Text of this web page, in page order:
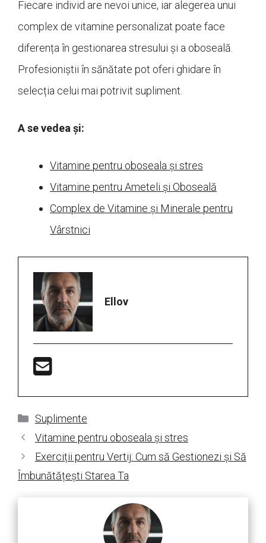
Fiecare individ are nevoi unice, iar alegerea unui
complex de vitamine personalizat poate face
diferența în gestionarea stresului și a oboseală.
Profesioniștii în sănătate pot oferi ghidare în
selecția celui mai potrivit supliment.
A se vedea și:
Vitamine pentru oboseala și stres
Vitamine pentru Ameteli și Oboseală
Complex de Vitamine și Minerale pentru
Vârstnici
Ellov
Categorii
Suplimente
Vitamine pentru oboseala și stres
Exerciții pentru Vertij: Cum să Gestionezi și Să
Îmbunătățești Starea Ta